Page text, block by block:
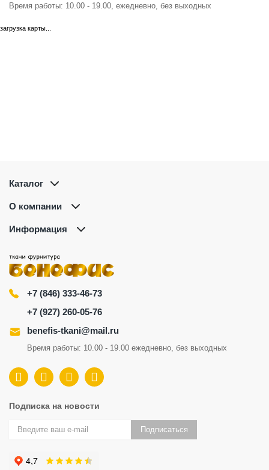
Время работы: 10.00 - 19.00, ежедневно, без выходных
загрузка карты...
Каталог
О компании
Информация
+7 (846) 333-46-73
+7 (927) 260-05-76
benefis-tkani@mail.ru
Время работы: 10.00 - 19.00 ежедневно, без выходных
Подписка на новости
Подписаться